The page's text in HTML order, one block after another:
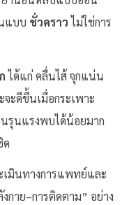
แบบ ชั่วคราวไม่ใช่การ
ได้แก่ คลื่นไส้ จุกแน่น
ะดีขึ้นเมื่อกระเพาะ
รุนแรงพบได้น้อยมาก
ด
เมินทางการแพทย์และ
กาย–การติดตาม” อย่าง